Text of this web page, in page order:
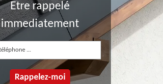
Etre rappelé
immediatement